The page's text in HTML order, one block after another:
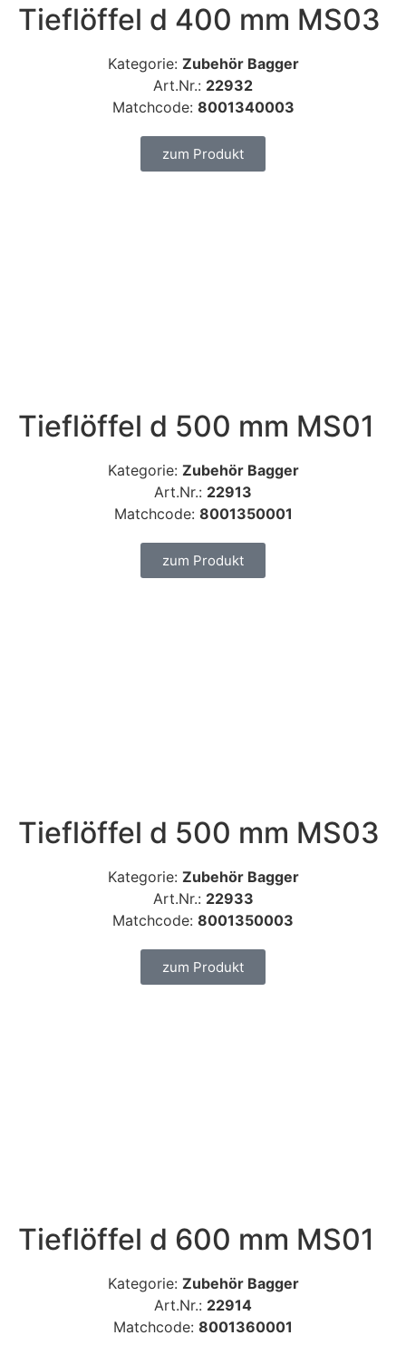
Tieflöffel d 400 mm MS03
Kategorie: Zubehör Bagger
Art.Nr.: 22932
Matchcode: 8001340003
zum Produkt
Tieflöffel d 500 mm MS01
Kategorie: Zubehör Bagger
Art.Nr.: 22913
Matchcode: 8001350001
zum Produkt
Tieflöffel d 500 mm MS03
Kategorie: Zubehör Bagger
Art.Nr.: 22933
Matchcode: 8001350003
zum Produkt
Tieflöffel d 600 mm MS01
Kategorie: Zubehör Bagger
Art.Nr.: 22914
Matchcode: 8001360001